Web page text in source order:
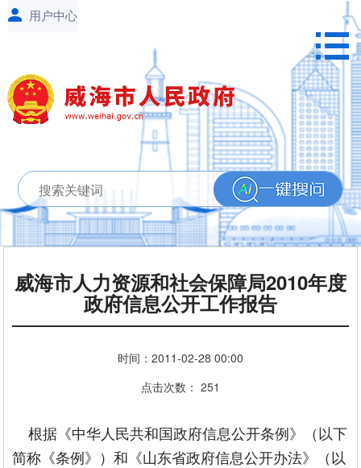
威海市人力资源和社会保障局2010年度
政府信息公开工作报告
时间： 2011-02-28 00:00
点击次数： 251
根据《中华人民共和国政府信息公开条例》（以下
简称《条例》）和《山东省政府信息公开办法》（以